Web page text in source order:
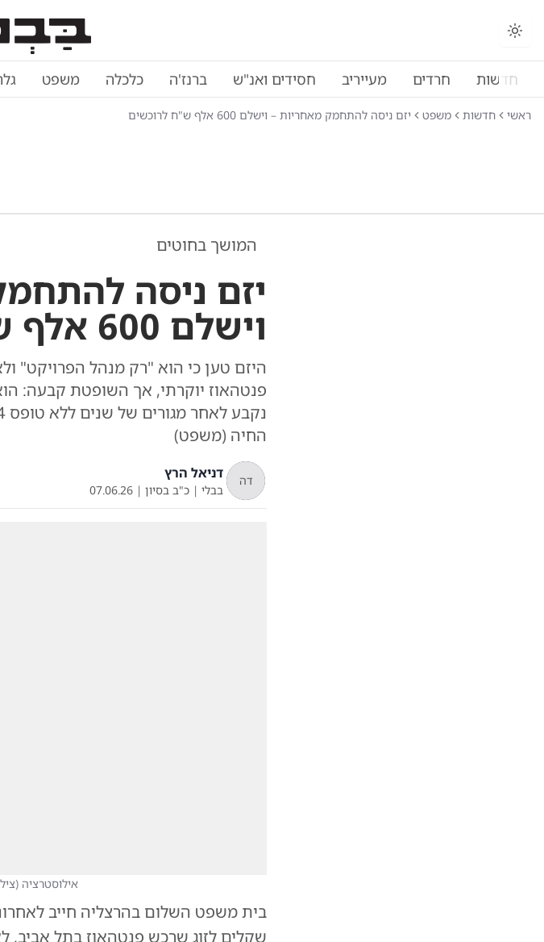
חדשות חרדים מעייריב חסידים ואנ"ש ברנז'ה כלכלה משפט
ראשי חדשות משפט יזם ניסה להתחמק מאחריות – וישלם 600 אלף ש"ח לרוכשים
המושך בחוטים
יזם ניסה
וישלם 600 אלף ש"ח לרוכשים
היזם טען כי הוא "רק מנהל הפרויקט"
פנטהאוז יוקרתי, אך השופטת קבעה:
החיה (משפט)
דה דניאל הרץ
בבלי| כ"ב בסיון |
07.06.26
אילוסטרציה (
שקלים לזוג שרכש פנטהאוז בתל אביב,